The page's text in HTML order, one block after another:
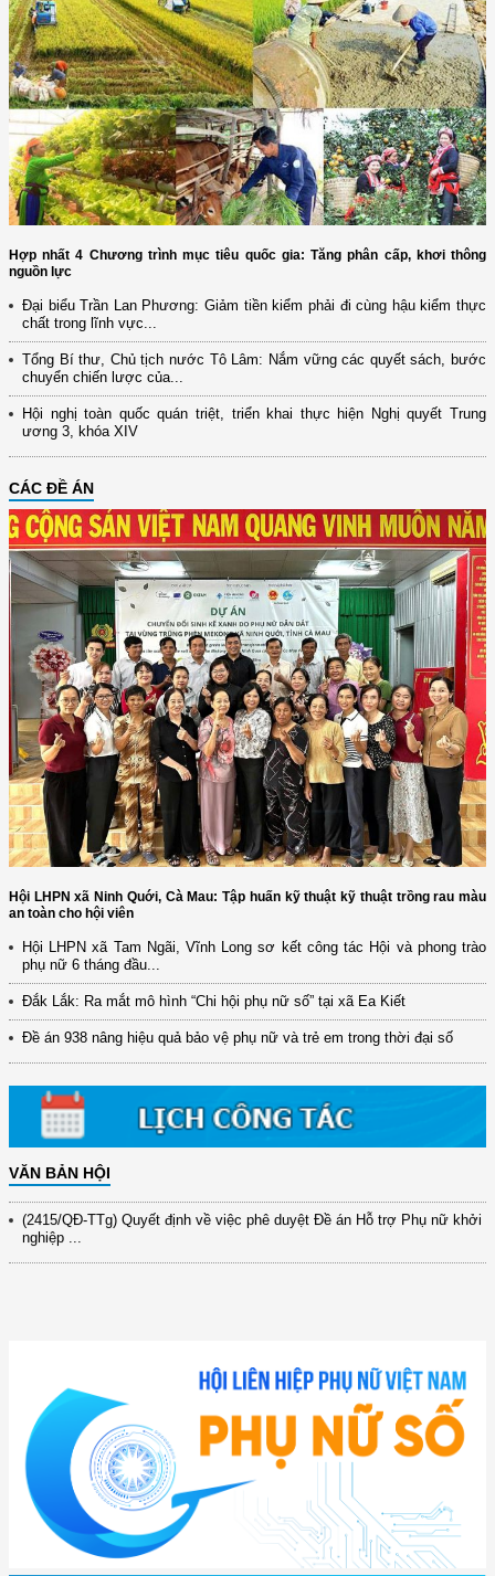
Hợp nhất 4 Chương trình mục tiêu quốc gia: Tăng phân cấp, khơi thông
nguồn lực
Đại biểu Trần Lan Phương: Giảm tiền kiểm phải đi cùng hậu kiểm thực
chất trong lĩnh vực...
Tổng Bí thư, Chủ tịch nước Tô Lâm: Nắm vững các quyết sách, bước
chuyển chiến lược của...
Hội nghị toàn quốc quán triệt, triển khai thực hiện Nghị quyết Trung
ương 3, khóa XIV
CÁC ĐỀ ÁN
Hội LHPN xã Ninh Quới, Cà Mau: Tập huấn kỹ thuật kỹ thuật trồng rau màu
an toàn cho hội viên
Hội LHPN xã Tam Ngãi, Vĩnh Long sơ kết công tác Hội và phong trào
phụ nữ 6 tháng đầu...
Đắk Lắk: Ra mắt mô hình “Chi hội phụ nữ số” tại xã Ea Kiết
Đề án 938 nâng hiệu quả bảo vệ phụ nữ và trẻ em trong thời đại số
VĂN BẢN HỘI
(12/TB-HĐKH) V/v đăng ký, đề xuất nhiệm vụ Khoa học, công nghệ và
đổi mới ...
(898/KH/ĐCT) Kế hoạch thực hiện Quyết định số 2415/QĐ-TTg ngày
(417/QĐ-BNNMT) Quyết định phê duyệt Chương trình mục tiêu quốc gia
xây dựng ...
(891/KH-ĐCT) Kế hoạch thực hiện Nghị quyết số 72-NQ/TW ngày
9/9/2025 của Bộ ...
(2415/QĐ-TTg) Quyết định về việc phê duyệt Đề án Hỗ trợ Phụ nữ khởi
nghiệp ...